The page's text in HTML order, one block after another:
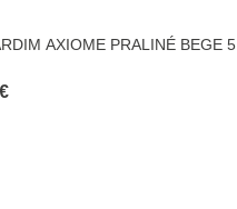
AXIOME PRALINÉ BEGE 5